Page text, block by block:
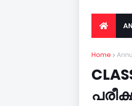
Home